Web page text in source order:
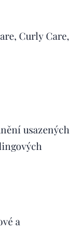
Curly Care,
usazených
a